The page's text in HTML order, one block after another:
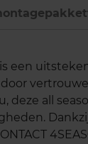
is een
deze all